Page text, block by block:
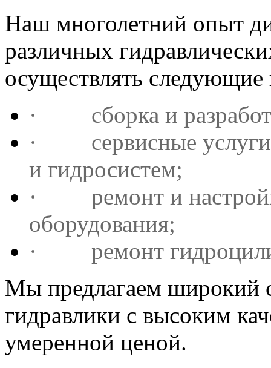
Наш многолетний опыт
различных
осуществлять
· сборка и
· сервисные услуги
и гидросистем;
· ремонт и
оборудования;
· ремонт
Мы предлагаем широкий
гидравлики с высоким
умеренной ценой.